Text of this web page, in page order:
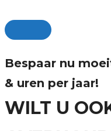
to
content
MAIN
MENU
Bespaar nu
& uren per jaar!
WILT U